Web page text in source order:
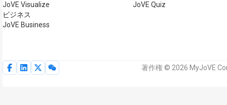
JoVE Visualize
ビジネス
JoVE Business
JoVE Quiz
著作権 © 2026 MyJoVE